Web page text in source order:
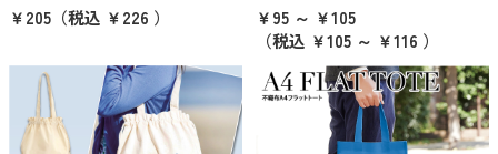
オレンジ
ブラウン
ゴールド
￥205 （税込 ￥226 ）
￥95 ～ ￥105
（税込 ￥105 ～ ￥116 ）